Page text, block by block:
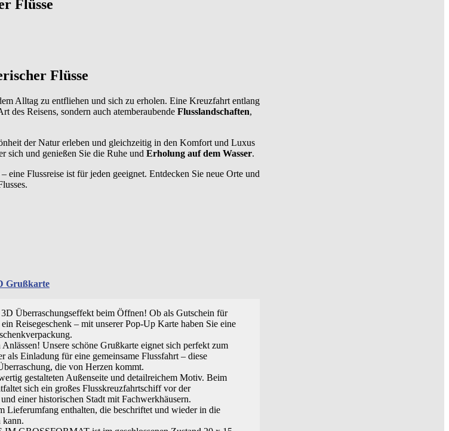
Flüsse
Flüsse
Alltag zu entfliehen und sich zu erholen. Eine Kreuzfahrt entlang
des Reisens, sondern auch atemberaubende Flusslandschaften,
der Natur erleben und gleichzeitig in den Komfort und Luxus
sich und genießen Sie die Ruhe und Erholung auf dem Wasser.
eine Flussreise ist für jeden geeignet. Entdecken Sie neue Orte und
Grußkarte
Überraschungseffekt beim Öffnen! Ob als Gutschein für
Reisegeschenk – mit unserer Pop-Up Karte haben Sie eine
Unsere schöne Grußkarte eignet sich perfekt zum
als Einladung für eine gemeinsame Flussfahrt – diese
die von Herzen kommt.
gestalteten Außenseite und detailreichem Motiv. Beim
sich ein großes Flusskreuzfahrtschiff vor der
einer historischen Stadt mit Fachwerkhäusern.
enthalten, die beschriftet und wieder in die
kann.